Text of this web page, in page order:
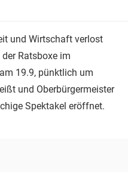
und Wirtschaft verlost
Ratsboxe im
19.9, pünktlich um
und Oberbürgermeister
Spektakel eröffnet.